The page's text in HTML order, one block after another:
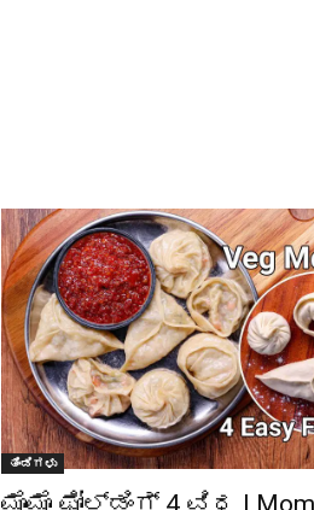
ತಿಂಡಿಗಳು
ಮೊಮೊ ಫೋಲ್ಡಿಂಗ್ 4 ವಿಧ |